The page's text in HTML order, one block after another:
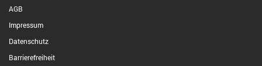
AGB
Impressum
Datenschutz
Barrierefreiheit